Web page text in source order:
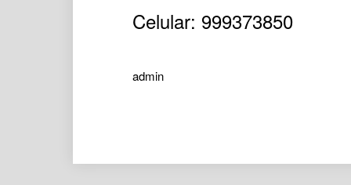
Celular: 999373850
admin